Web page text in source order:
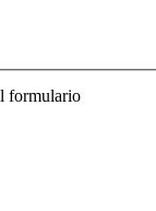
formulario